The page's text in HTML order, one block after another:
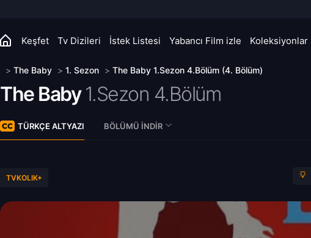
Keşfet Tv Dizileri İstek Listesi Yabancı Film izle Koleksiyonlar
> The Baby > 1. Sezon > The Baby 1.Sezon 4.Bölüm (4. Bölüm)
The Baby 1.Sezon 4.Bölüm
TÜRKÇE ALTYAZI BÖLÜMÜ İNDIR
TVKOLIK+